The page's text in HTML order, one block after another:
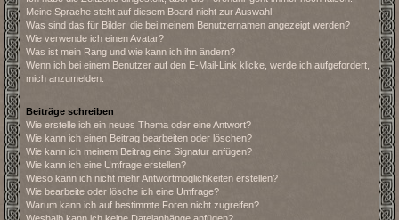
Meine Sprache steht auf diesem Board nicht zur Auswahl!
Was sind das für Bilder, die bei meinem Benutzernamen angezeigt werden?
Wie verwende ich einen Avatar?
Was ist mein Rang und wie kann ich ihn ändern?
Wenn ich bei einem Benutzer auf den E-Mail-Link klicke, werde ich aufgefordert,
mich anzumelden.
Beiträge schreiben
Wie erstelle ich ein neues Thema oder eine Antwort?
Wie kann ich einen Beitrag bearbeiten oder löschen?
Wie kann ich meinem Beitrag eine Signatur anfügen?
Wie kann ich eine Umfrage erstellen?
Wieso kann ich nicht mehr Antwortmöglichkeiten erstellen?
Wie bearbeite oder lösche ich eine Umfrage?
Warum kann ich auf bestimmte Foren nicht zugreifen?